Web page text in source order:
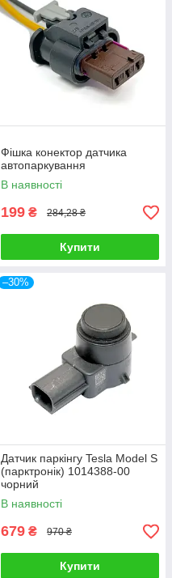
Фішка конектор датчика
автопаркування
В наявності
199 ₴ 284,28 ₴
Купити
–30%
Датчик паркінгу Tesla Model S
(парктронік) 1014388-00
чорний
В наявності
679 ₴ 970 ₴
Купити